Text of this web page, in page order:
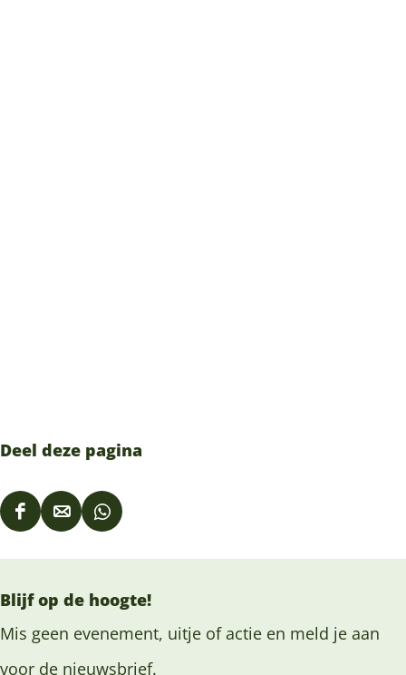
Deel deze pagina
D
l
d
D
l
d
D
l
d
Blijf op de hoogte!
Mis geen evenement, uitje of actie en meld je aan
voor de nieuwsbrief.